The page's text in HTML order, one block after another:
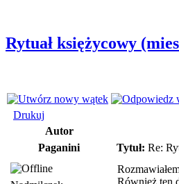
Rytuał księżycowy
Drukuj
Autor
Paganini
Tytuł: Re:
Również ten